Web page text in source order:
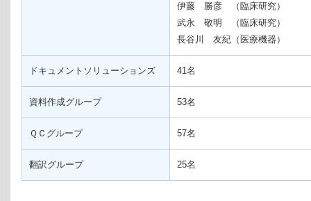
伊藤 勝彦 （臨床研究）
武永 敬明 （臨床研究）
長谷川 友紀（医療機器）
ドキュメントソリューションズ 41名
資料作成グループ 53名
ＱＣグループ 57名
翻訳グループ 25名